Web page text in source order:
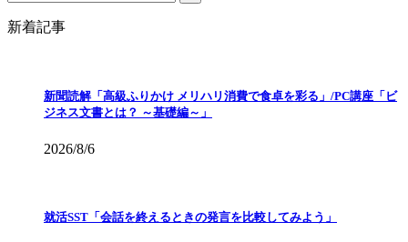
新着記事
新聞読解「高級ふりかけ メリハリ消費で食卓を彩る」/PC講座「ビ
ジネス文書とは？ ～基礎編～」
2026/8/6
就活SST「会話を終えるときの発言を比較してみよう」